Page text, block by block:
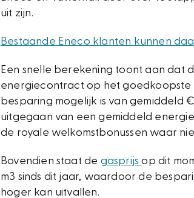
uit zijn.
Bestaande Eneco klanten kunnen
Een snelle berekening toont aan dat
energiecontract op het
besparing mogelijk is van gemiddeld
uitgegaan van een gemiddeld
de royale welkomstbonussen waar
Bovendien staat de gasprijsop dit
m3 sinds dit jaar, waardoor de
hoger kan uitvallen.